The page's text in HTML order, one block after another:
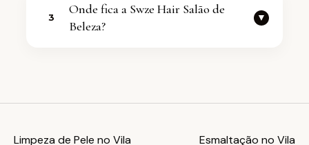
Reflexologia no Vila Buarque | Swze
Hair Salão de Beleza faz parte dos
3
Onde fica a Swze Hair Salão de
Beleza?
▼
SP, 01224-010.
Limpeza de Pele no Vila
Esmaltação no Vila